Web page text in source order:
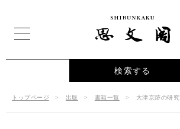
検索する
トップページ 出版 書籍一覧 大津京跡の研究